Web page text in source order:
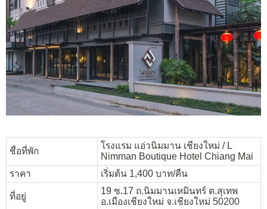
ชื่อที่พัก
โรงแรม แอ่วนิมมาน เชียงใหม่ / L
Nimman Boutique Hotel Chiang Mai
ราคา
เริ่มต้น 1,400 บาท/คืน
ที่อยู่
19 ซ.17 ถ.นิมมานเหมินทร์ ต.สุเทพ
อ.เมืองเชียงใหม่ จ.เชียงใหม่ 50200